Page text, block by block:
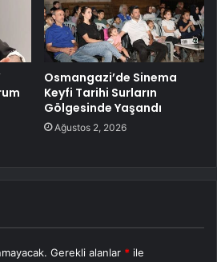
Osmangazi’de Sinema
Keyfi Tarihi Surların
Gölgesinde Yaşandı
Ağustos 2, 2026
Gerekli alanlar * ile